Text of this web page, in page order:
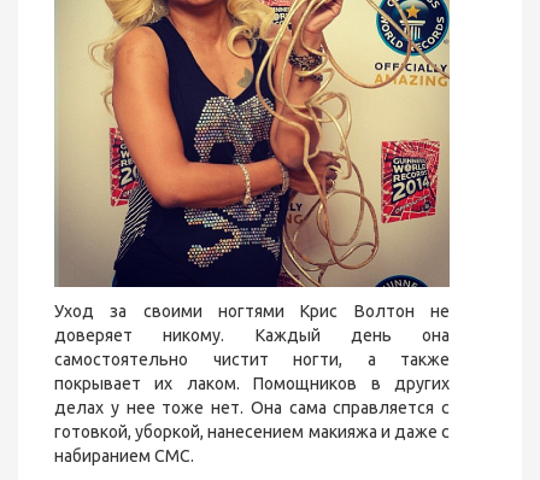
Уход за своими ногтями Крис Волтон не
доверяет никому. Каждый день она
самостоятельно чистит ногти, а также
покрывает их лаком. Помощников в других
делах у нее тоже нет. Она сама справляется с
готовкой, уборкой, нанесением макияжа и даже с
набиранием СМС.